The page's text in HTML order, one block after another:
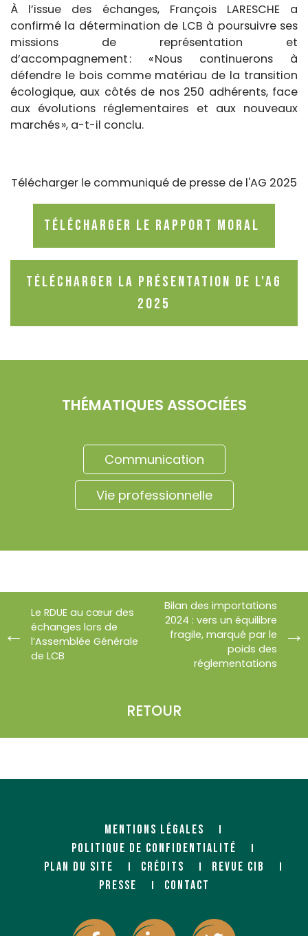
À l’issue des échanges, François LARESCHE a
confirmé la détermination de LCB à poursuivre ses
missions de représentation et
d’accompagnement : « Nous continuerons à
défendre le bois comme matériau de la transition
écologique, aux côtés de nos 250 adhérents, face
aux évolutions réglementaires et aux nouveaux
marchés », a-t-il conclu.
Télécharger le communiqué de presse de l'AG 2025
Télécharger le rapport moral
Télécharger la présentation de l'AG
2025
THÉMATIQUES ASSOCIÉES
Communication
Vie professionnelle
Le RDUE au cœur des
échanges lors de
l’Assemblée Générale
de LCB
RETOUR
Bilan des importations
2024 : vers un équilibre
fragile, marqué par le
poids des
réglementations
MENTIONS LÉGALES
POLITIQUE DE CONFIDENTIALITÉ
PLAN DU SITE
CRÉDITS
REVUE CIB
PRESSE
CONTACT